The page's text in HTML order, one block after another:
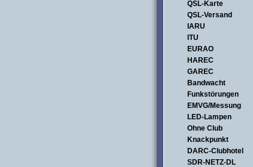
QSL-Karte
QSL-Versand
IARU
ITU
EURAO
HAREC
GAREC
Bandwacht
Funkstörungen
EMVG/Messung
LED-Lampen
Ohne Club
Knackpunkt
DARC-Clubhotel
SDR-NETZ-DL